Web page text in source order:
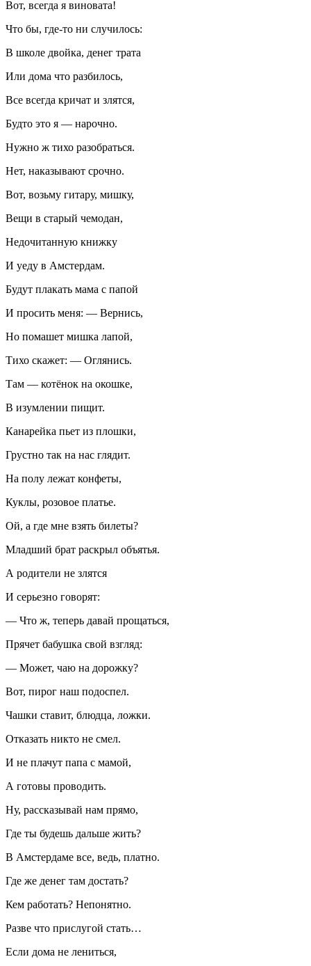
Вот, всегда я виновата!
Что бы, где-то ни случилось:
В школе двойка, денег трата
Или дома что разбилось,
Все всегда кричат и злятся,
Будто это я — нарочно.
Нужно ж тихо разобраться.
Нет, наказывают срочно.
Вот, возьму гитару, мишку,
Вещи в старый чемодан,
Недочитанную книжку
И уеду в Амстердам.
Будут плакать мама с папой
И просить меня: — Вернись,
Но помашет мишка лапой,
Тихо скажет: — Оглянись.
Там — котёнок на окошке,
В изумлении пищит.
Канарейка пьет из плошки,
Грустно так на нас глядит.
На полу лежат конфеты,
Куклы, розовое платье.
Ой, а где мне взять билеты?
Младший брат раскрыл объятья.
А родители не злятся
И серьезно говорят:
— Что ж, теперь давай прощаться,
Прячет бабушка свой взгляд:
— Может, чаю на дорожку?
Вот, пирог наш подоспел.
Чашки ставит, блюдца, ложки.
Отказать никто не смел.
И не плачут папа с мамой,
А готовы проводить.
Ну, рассказывай нам прямо,
Где ты будешь дальше жить?
В Амстердаме все, ведь, платно.
Где же денег там достать?
Кем работать? Непонятно.
Разве что прислугой стать…
Если дома не лениться,